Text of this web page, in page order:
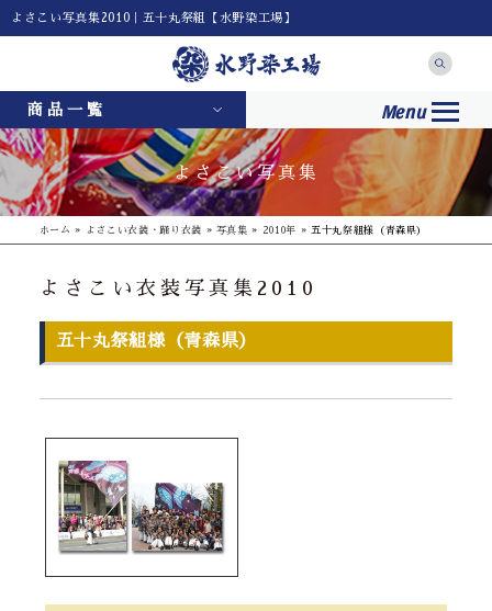
よさこい写真集2010｜五十丸祭組【水野染工場】
商品一覧 Menu
よさこい写真集
ホーム » よさこい衣装・踊り衣装 » 写真集 » 2010年 » 五十丸祭組様（青森県）
よさこい衣装写真集2010
五十丸祭組様（青森県）